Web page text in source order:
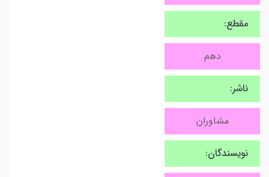
مقطع:
دهم
ناشر:
مشاوران
نویسندگان: